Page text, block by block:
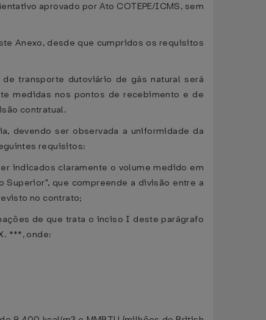
aprovado por Ato COTEPE/ICMS, sem
Anexo, desde que cumpridos os requisitos
transporte dutoviário de gás natural será
medidas nos pontos de recebimento e de
contratual.
devendo ser observada a uniformidade da
requisitos:
indicados claramente o volume medido em
que compreende a divisão entre a
no contrato;
de que trata o inciso I deste parágrafo
***, onde: